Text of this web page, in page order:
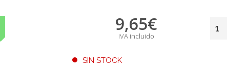
9,65€
IVA incluido
SIN STOCK